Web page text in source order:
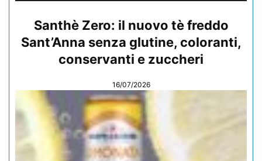
Santhè Zero: il nuovo tè freddo
Sant’Anna senza glutine, coloranti,
conservanti e zuccheri
16/07/2026